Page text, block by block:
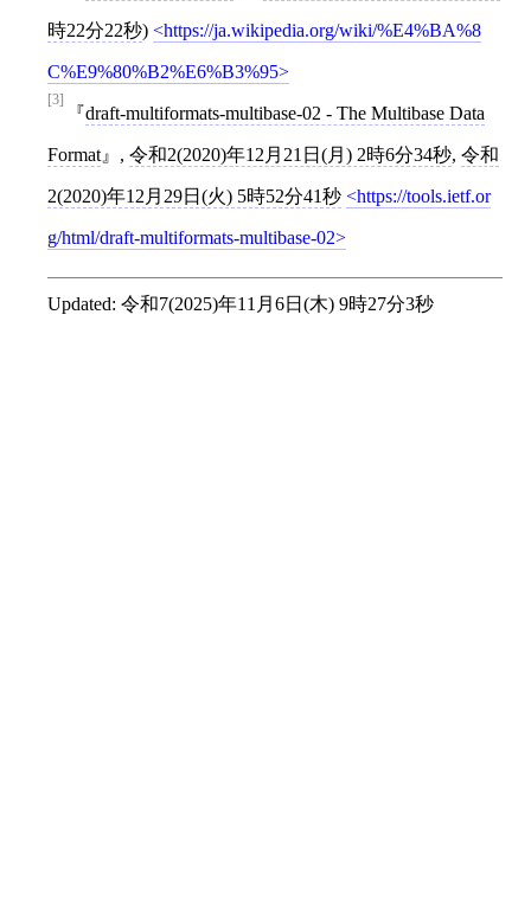
時22分22秒) https://ja.wikipedia.org/wiki/%E4%BA%8
C%E9%80%B2%E6%B3%95
[3]
draft-multiformats-multibase-02 - The Multibase Data
Format , 令和2(2020)年12月21日(月) 2時6分34秒, 令和
2(2020)年12月29日(火) 5時52分41秒 https://tools.ietf.or
g/html/draft-multiformats-multibase-02
Updated: 令和7(2025)年11月6日(木) 9時27分3秒